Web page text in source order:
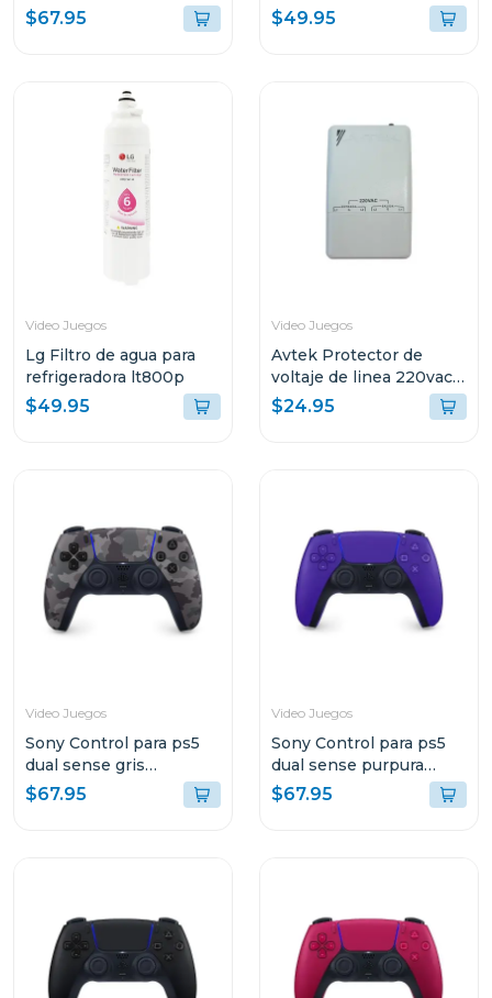
COLOR VOLCANIC RED
CFIZCT1W
$67.95 $49.95
Video Juegos
Lg Filtro de agua para
refrigeradora lt800p
$49.95
Video Juegos
Avtek Protector de
voltaje de linea 220vac
cortacorriente pabb-
b230
$24.95
Video Juegos
Sony Control para ps5
dual sense gris
camuflaje
$67.95
Video Juegos
Sony Control para ps5
dual sense purpura
galactico
$67.95